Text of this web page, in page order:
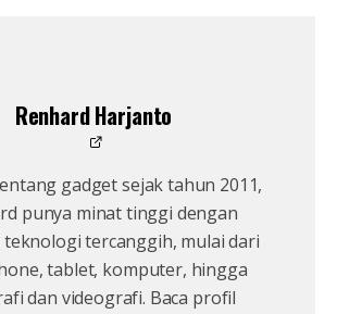
Renhard Harjanto
gadget sejak tahun 2011,
punya minat tinggi dengan
tercanggih, mulai dari
tablet, komputer, hingga
dan videografi. Baca profil